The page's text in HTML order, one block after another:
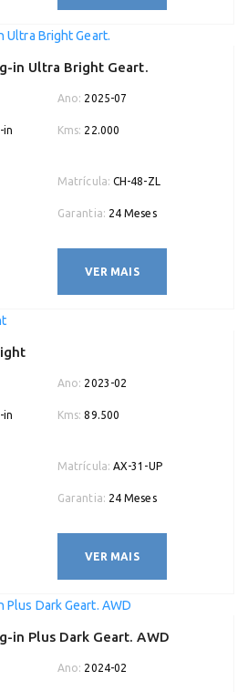
in Ultra Bright Geart.
Ano: 2025-07
in
Kms: 22.000
Matrícula: CH-48-ZL
Garantia: 24 Meses
VER MAIS
Ano: 2023-02
in
Kms: 89.500
Matrícula: AX-31-UP
Garantia: 24 Meses
VER MAIS
in Plus Dark Geart. AWD
Ano: 2024-02